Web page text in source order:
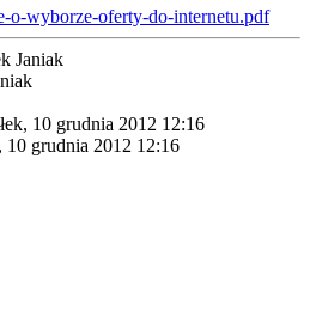
o-wyborze-oferty-do-internetu.pdf
Janiak
10 grudnia 2012 12:16
10 grudnia 2012 12:16